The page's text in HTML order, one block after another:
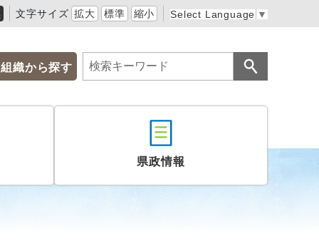
文字サイズ 拡大 標準 縮小 Select Language ▼
組織から探す
県政情報